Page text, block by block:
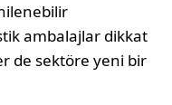
am­balajlar dikkat
de sektöre yeni bir